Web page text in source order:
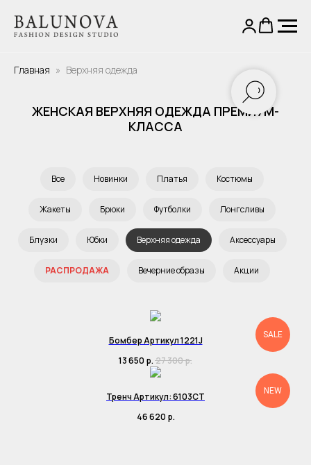
Главная Верхняя одежда
ЖЕНСКАЯ ВЕРХНЯЯ ОДЕЖДА ПРЕМИУМ-
КЛАССА
Все Новинки Платья Костюмы
Жакеты Брюки Футболки Лонгсливы
Блузки Юбки Верхняя одежда Аксессуары
РАСПРОДАЖА Вечерние образы Акции
SALE
Бомбер Артикул 1221J
13 650 р. 27 300р.
NEW
Тренч Артикул: 6103CT
46 620 р.